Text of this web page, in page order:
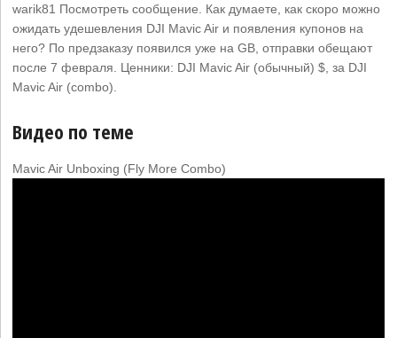
warik81 Посмотреть сообщение. Как думаете, как скоро можно
ожидать удешевления DJI Mavic Air и появления купонов на
него? По предзаказу появился уже на GB, отправки обещают
после 7 февраля. Ценники: DJI Mavic Air (обычный) $, за DJI
Mavic Air (combo).
Видео по теме
Mavic Air Unboxing (Fly More Combo)